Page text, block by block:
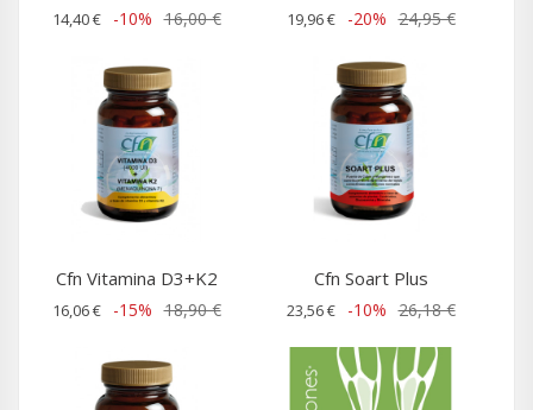
14,40 € -10% 16,00 € 19,96 € -20% 24,95 €
Cfn Vitamina D3+K2
16,06 € -15% 18,90 €
Cfn Soart Plus
23,56 € -10% 26,18 €